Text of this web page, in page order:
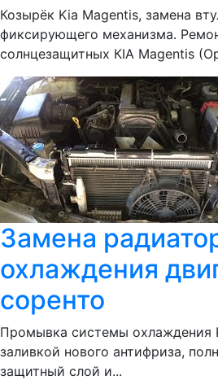
Козырёк Kia Magentis, замена
фиксирующего механизма.
солнцезащитных КIA Magentis
Замена
охлаждения
соренто
Промывка системы охлаждения
заливкой нового антифриза,
защитный слой и...